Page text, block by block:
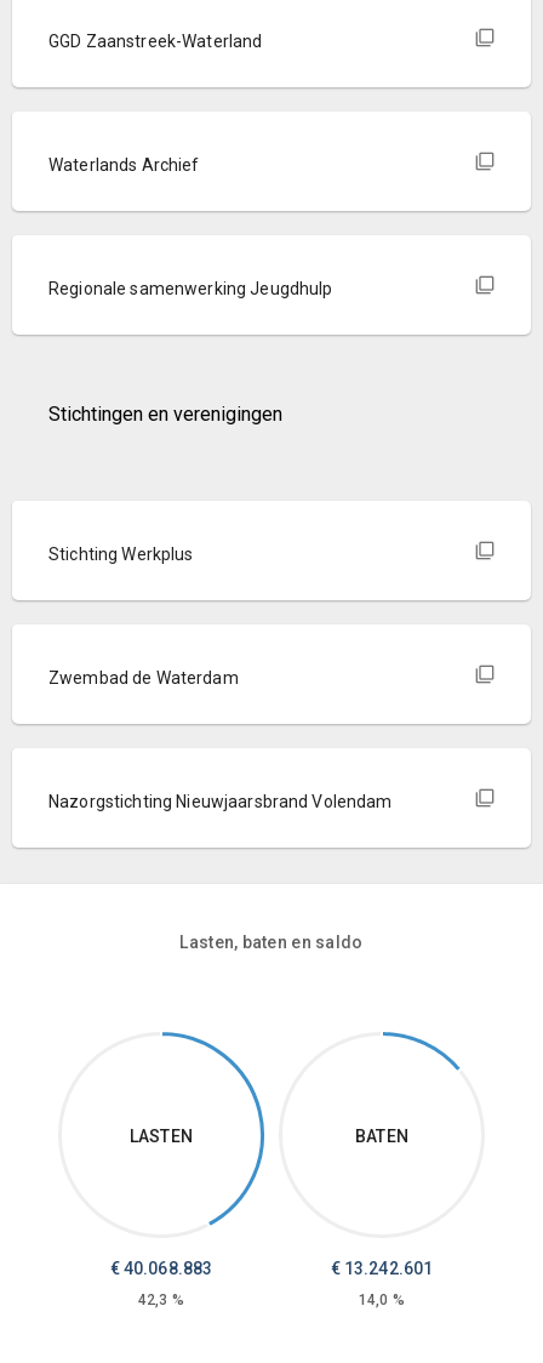
GGD Zaanstreek-Waterland
Waterlands Archief
Regionale samenwerking Jeugdhulp
Stichtingen en verenigingen
Stichting Werkplus
Zwembad de Waterdam
Nazorgstichting Nieuwjaarsbrand Volendam
Lasten, baten en saldo
LASTEN
€40.068.883
42,3 %
BATEN
€ 13.242.601
14,0 %